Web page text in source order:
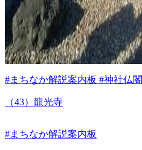
#まちなか解説案内板 #神社仏閣
（43）龍光寺
#まちなか解説案内板